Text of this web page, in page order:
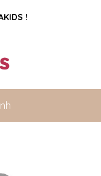
!
mãi đang chờ đợi